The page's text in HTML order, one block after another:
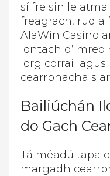
sí freisin le
freagrach, rud a
AlaWin Casino
iontach
lorg corraíl
cearrbhachais
Bailiúchán
do Gach
Tá méadú
margadh